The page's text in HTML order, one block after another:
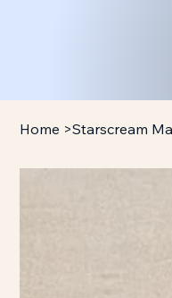
Home >Starscream